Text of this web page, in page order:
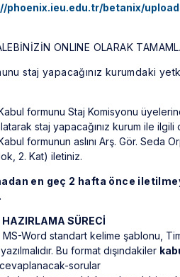
phoenix.ieu.edu.tr/betanix/
ONLINE OLARAK
staj yapacağınız kurumdaki
formunu Staj Komisyonu
staj yapacağınız kurum ile ilgili
formunun aslını Arş. Gör.
2. Kat) iletiniz.
en geç 2 hafta önce
SÜRECİ
Word standart kelime şablonu,
Bu format dışındakiler
sorular